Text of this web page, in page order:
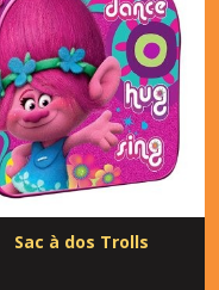
Sac à dos Trolls